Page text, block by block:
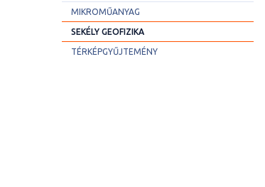
MIKROMŰANYAG
SEKÉLY GEOFIZIKA
TÉRKÉPGYŰJTEMÉNY